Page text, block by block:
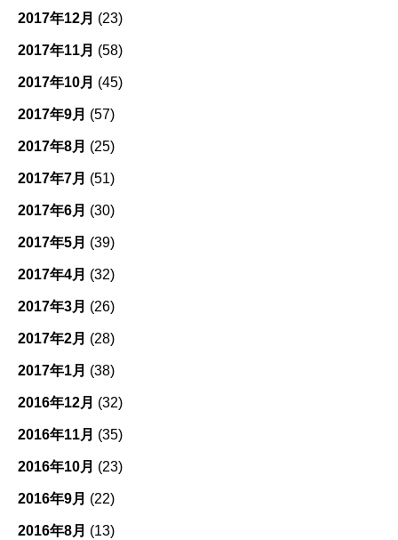
2017年12月 (23)
2017年11月 (58)
2017年10月 (45)
2017年9月 (57)
2017年8月 (25)
2017年7月 (51)
2017年6月 (30)
2017年5月 (39)
2017年4月 (32)
2017年3月 (26)
2017年2月 (28)
2017年1月 (38)
2016年12月 (32)
2016年11月 (35)
2016年10月 (23)
2016年9月 (22)
2016年8月 (13)